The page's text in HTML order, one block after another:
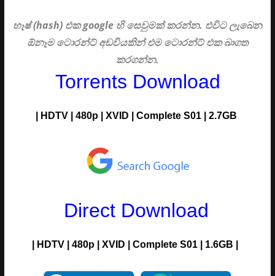
හෑෂ් (hash) එක google හි සෙවුමක් කරන්න. එවිට ලැබෙන
ඕනෑම ටොරන්ට් අඩවියකින් එම ටොරන්ට් එක බාගත
කරගන්න.
Torrents Download
| HDTV | 480p | XVID | Complete S01 | 2.7GB
Direct Download
| HDTV | 480p | XVID | Complete S01 | 1.6GB |